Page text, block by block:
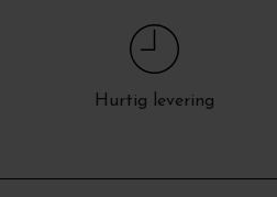
Hurtig levering